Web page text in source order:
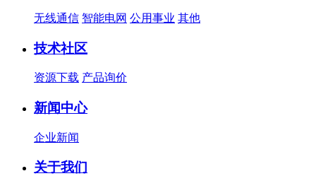
无线通信 智能电网 公用事业 其他
技术社区
资源下载 产品询价
新闻中心
企业新闻
关于我们